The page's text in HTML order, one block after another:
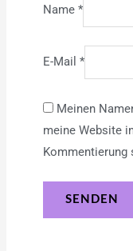
Name *
E-Mail *
Meinen
meine Website
Kommentierung